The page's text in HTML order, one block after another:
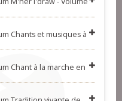
ans sur mer (many
deus pondi (iffig
Chants et musiques à
Chant à la marche en